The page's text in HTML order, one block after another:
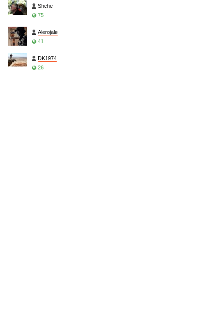
Shche
75
Alerojale
41
DK1974
26